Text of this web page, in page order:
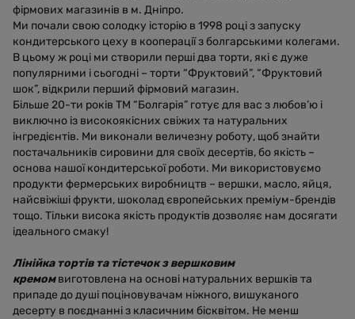
фірмових магазинів в м. Дніпро.
Ми почали свою солодку історію в 1998 році з запуску
кондитерського цеху в кооперації з болгарськими колегами.
В цьому ж році ми створили перші два торти, які є дуже
популярними і сьогодні – торти “Фруктовий”, “Фруктовий
шок”, відкрили перший фірмовий магазин.
Більше 20-ти років ТМ “Болгарія” готує для вас з любов’ю і
виключно із високоякісних свіжих та натуральних
інгредієнтів. Ми виконали величезну роботу, щоб знайти
постачальників сировини для своїх десертів, бо якість –
основа нашої кондитерської роботи. Ми використовуємо
продукти фермерських виробництв – вершки, масло, яйця,
найсвіжіші фрукти, шоколад європейських преміум-брендів
тощо. Тільки висока якість продуктів дозволяє нам досягати
ідеального смаку!
Лінійка тортів та тістечок з вершковим
кремомвиготовлена на основі натуральних вершків та
припаде до душі поціновувачам ніжного, вишуканого
десерту в поєднанні з класичним бісквітом. Не менш